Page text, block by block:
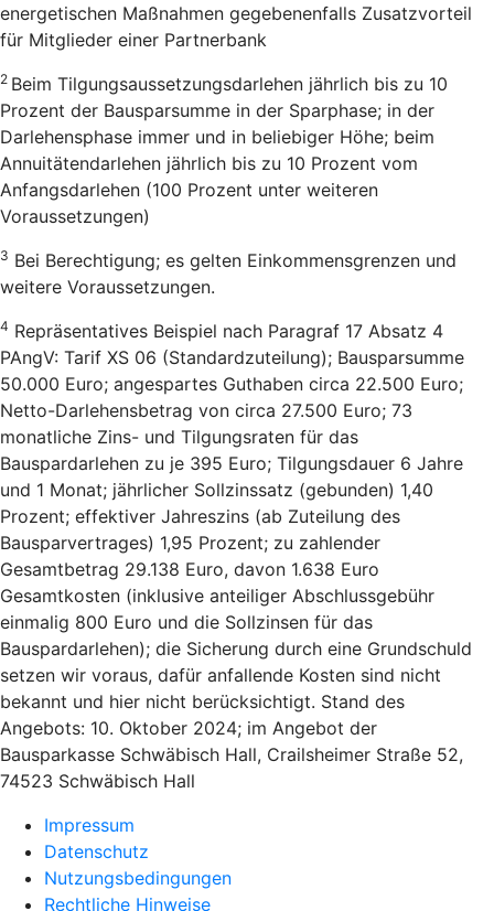
energetischen Maßnahmen gegebenenfalls Zusatzvorteil
für Mitglieder einer Partnerbank
2 Beim Tilgungsaussetzungsdarlehen jährlich bis zu 10
Prozent der Bausparsumme in der Sparphase; in der
Darlehensphase immer und in beliebiger Höhe; beim
Annuitätendarlehen jährlich bis zu 10 Prozent vom
Anfangsdarlehen (100 Prozent unter weiteren
Voraussetzungen)
3 Bei Berechtigung; es gelten Einkommensgrenzen und
weitere Voraussetzungen.
4 Repräsentatives Beispiel nach Paragraf 17 Absatz 4
PAngV: Tarif XS 06 (Standardzuteilung); Bausparsumme
50.000 Euro; angespartes Guthaben circa 22.500 Euro;
Netto-Darlehensbetrag von circa 27.500 Euro; 73
monatliche Zins- und Tilgungsraten für das
Bauspardarlehen zu je 395 Euro; Tilgungsdauer 6 Jahre
und 1 Monat; jährlicher Sollzinssatz (gebunden) 1,40
Prozent; effektiver Jahreszins (ab Zuteilung des
Bausparvertrages) 1,95 Prozent; zu zahlender
Gesamtbetrag 29.138 Euro, davon 1.638 Euro
Gesamtkosten (inklusive anteiliger Abschlussgebühr
einmalig 800 Euro und die Sollzinsen für das
Bauspardarlehen); die Sicherung durch eine Grundschuld
setzen wir voraus, dafür anfallende Kosten sind nicht
bekannt und hier nicht berücksichtigt. Stand des
Angebots: 10. Oktober 2024; im Angebot der
Bausparkasse Schwäbisch Hall, Crailsheimer Straße 52,
74523 Schwäbisch Hall
Impressum
Datenschutz
Nutzungsbedingungen
Rechtliche Hinweise